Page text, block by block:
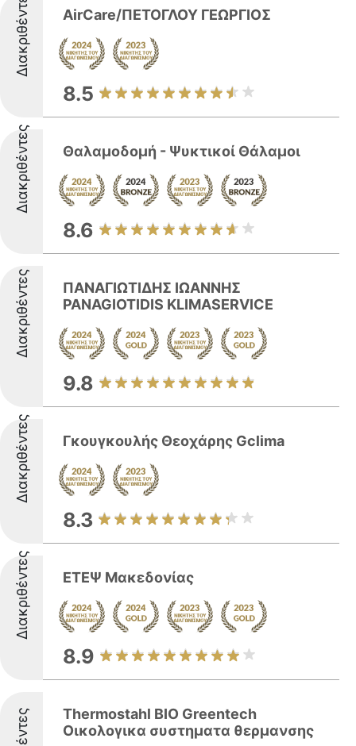
Διακριθέντες AirCare/ΠΕΤΟΓΛΟΥ ΓΕΩΡΓΙΟΣ
8.5
Διακριθέντες Θαλαμοδομή - Ψυκτικοί Θάλαμοι
8.6
Διακριθέντες
ΠΑΝΑΓΙΩΤΙΔΗΣ ΙΩΑΝΝΗΣ
PANAGIOTIDIS KLIMASERVICE
9.8
Διακριθέντες Γκουγκουλής Θεοχάρης Gclima
8.3
Διακριθέντες ΕΤΕΨ Μακεδονίας
8.9
Thermostahl BIO Greentech
Οικολογικα συστηματα θερμανσης